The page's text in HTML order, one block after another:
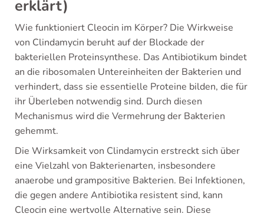
erklärt)
Wie funktioniert Cleocin im Körper? Die Wirkweise
von Clindamycin beruht auf der Blockade der
bakteriellen Proteinsynthese. Das Antibiotikum bindet
an die ribosomalen Untereinheiten der Bakterien und
verhindert, dass sie essentielle Proteine bilden, die für
ihr Überleben notwendig sind. Durch diesen
Mechanismus wird die Vermehrung der Bakterien
gehemmt.
Die Wirksamkeit von Clindamycin erstreckt sich über
eine Vielzahl von Bakterienarten, insbesondere
anaerobe und grampositive Bakterien. Bei Infektionen,
die gegen andere Antibiotika resistent sind, kann
Cleocin eine wertvolle Alternative sein. Diese